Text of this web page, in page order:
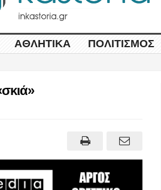
ΑΘΛΗΤΙΚΆ ΠΟΛΙΤΙΣΜΌΣ